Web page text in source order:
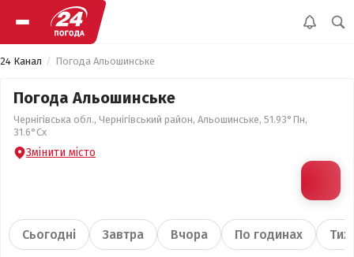
24 Канал Погода Альошинське
Погода Альошинське
Чернігівська обл., Чернігівський район, Альошинське, 51.93°Пн,
31.6°Сх
Змінити місто
Сьогодні Завтра Вчора По годинах